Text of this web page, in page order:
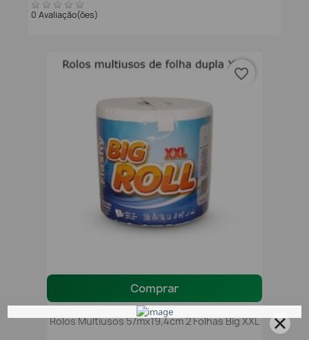
0 Avaliação(ões)
Comprar
Rolos Multiusos 57mx19,4cm 2 Folhas Big XXL
favorite_border